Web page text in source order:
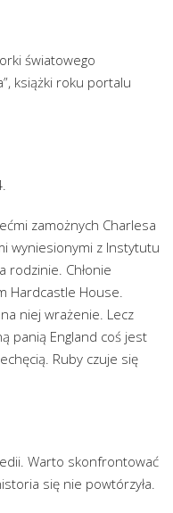
światowego
książki roku portalu
zamożnych Charlesa
wyniesionymi z Instytutu
rodzinie. Chłonie
Hardcastle House.
niej wrażenie. Lecz
panią England coś jest
Ruby czuje się
Warto skonfrontować
się nie powtórzyła.